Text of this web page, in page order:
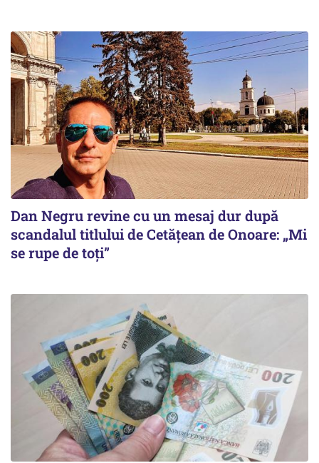
Dan Negru revine cu un mesaj dur după
scandalul titlului de Cetățean de Onoare: „Mi
se rupe de toți”